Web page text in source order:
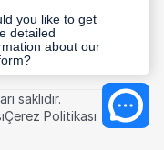
saklıdır.
Çerez Politikası
you like to get
detailed
about our